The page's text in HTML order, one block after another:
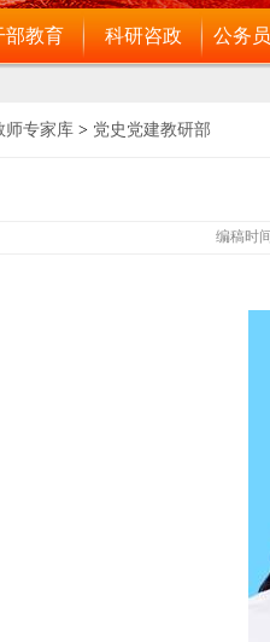
师专家库 > 党史党建教研部
编稿时